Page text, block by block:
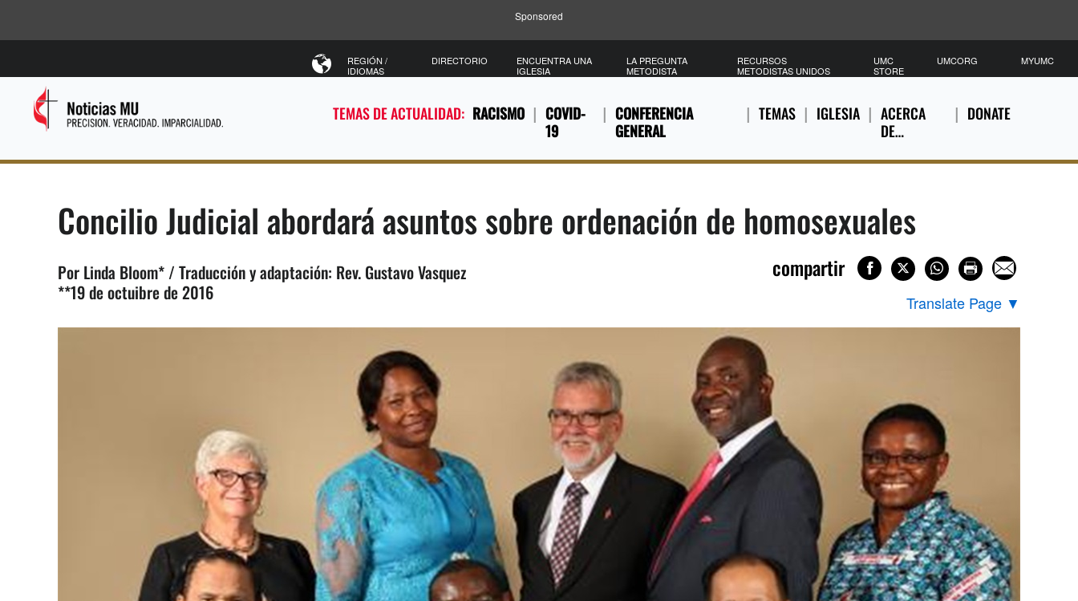
Sponsored
TEMAS DE ACTUALIDAD: RACISMO
COVID-
19
CONFERENCIA
GENERAL
TEMAS IGLESIA
ACERCA
DE…
DONATE
REGIÓN /
IDIOMAS
DIRECTORIO
ENCUENTRA UNA
IGLESIA
LA PREGUNTA
METODISTA
RECURSOS
METODISTAS UNIDOS
UMC
STORE
UMCORG MYUMC
Concilio Judicial abordará asuntos sobre ordenación de homosexuales
Por Linda Bloom* / Traducción y adaptación: Rev. Gustavo Vasquez
**19 de octuibre de 2016
compartir
Translate Page ▼